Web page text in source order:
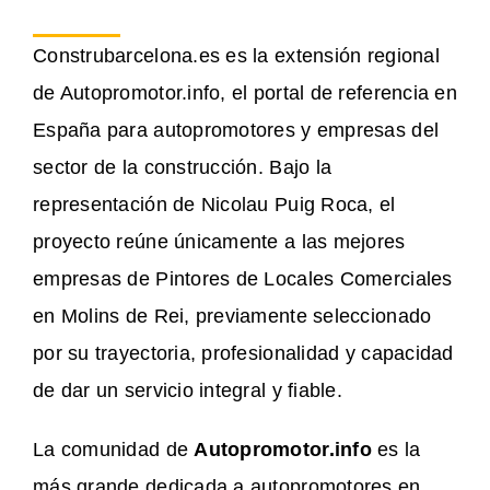
Construbarcelona.es es la extensión regional
de Autopromotor.info, el portal de referencia en
España para autopromotores y empresas del
sector de la construcción. Bajo la
representación de Nicolau Puig Roca, el
proyecto reúne únicamente a las mejores
empresas de Pintores de Locales Comerciales
en Molins de Rei, previamente seleccionado
por su trayectoria, profesionalidad y capacidad
de dar un servicio integral y fiable.
La comunidad de Autopromotor.infoes la